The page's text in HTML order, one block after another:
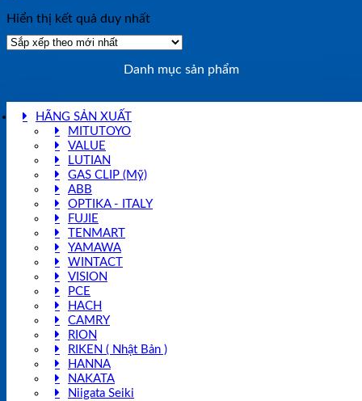
Hiển thị kết quả duy nhất
Danh mục sản phẩm
HÃNG SẢN XUẤT
MITUTOYO
VALUE
LUTIAN
GAS CLIP (Mỹ)
ABB
OPTIKA - ITALY
FUJIE
TENMART
YAMAWA
WINTACT
VISION
PCE
HACH
CAMRY
RION
RIKEN ( Nhật Bản )
HANNA
NAKATA
Niigata Seiki